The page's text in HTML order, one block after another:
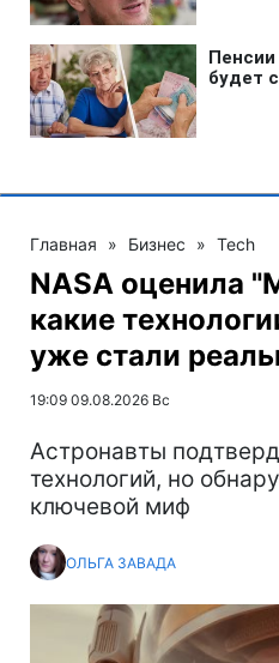
Главная » Бизнес » Tech
NASA оценила
какие
уже стали
19:09 09.08.2026 Вс
Астронавты
технологий, но
ключевой миф
ОЛЬГА ЗАВАДА